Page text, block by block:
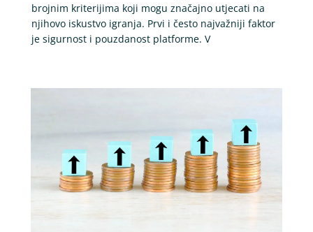
brojnim kriterijima koji mogu značajno utjecati na
njihovo iskustvo igranja. Prvi i često najvažniji faktor
je sigurnost i pouzdanost platforme. V